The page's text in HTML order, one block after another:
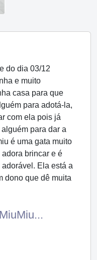
do dia 03/12
e muito
casa para que
para adotá-la,
com ela pois já
para dar a
é uma gata muito
brincar e é
Ela está a
dono que dê muita